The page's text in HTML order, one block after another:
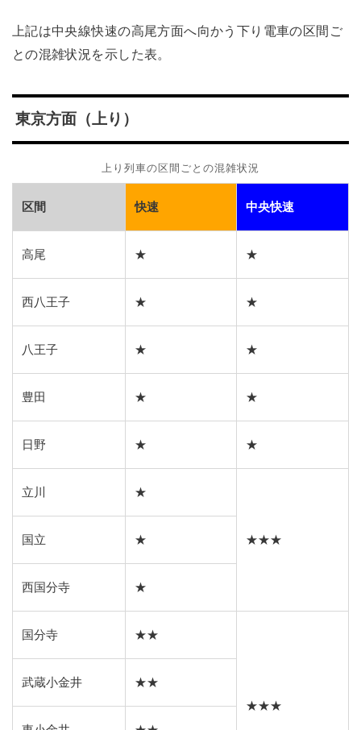
上記は中央線快速の高尾方面へ向かう下り電車の区間ご
との混雑状況を示した表。
東京方面（上り）
上り列車の区間ごとの混雑状況
区間 快速 中央快速
高尾 ★ ★
西八王子 ★ ★
八王子 ★ ★
豊田 ★ ★
日野 ★ ★
立川 ★
★★★
国立 ★
西国分寺 ★
国分寺 ★★
★★★
武蔵小金井 ★★